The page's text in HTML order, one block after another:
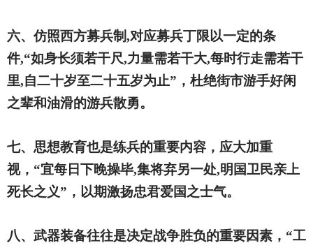
六、仿照西方募兵制,对应募兵丁限以一定的条
件,“如身长须若干尺,力量需若干大,每时行走需若干
里,自二十岁至二十五岁为止”，杜绝街市游手好闲
之辈和油滑的游兵散勇。
七、思想教育也是练兵的重要内容，应大加重
视，“宜每日下晚操毕,集将弃另一处,明国卫民亲上
死长之义”，以期激扬忠君爱国之士气。
八、武器装备往往是决定战争胜负的重要因素，“工